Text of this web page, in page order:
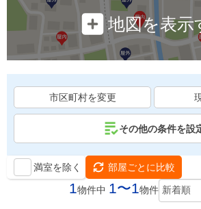
地図を表示
市区町村を変更
その他の条件を設
満室を除く 部屋ごとに比較
1物件中 1〜1物件